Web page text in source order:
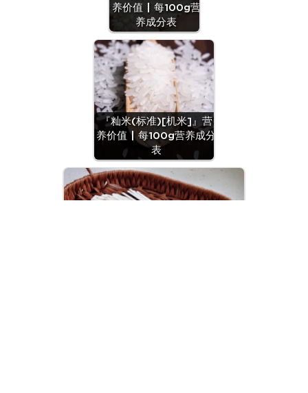
养价值 | 每100g营
养成分表
『籼米(标准)[机米]』营
养价值 | 每100g营养成分
表